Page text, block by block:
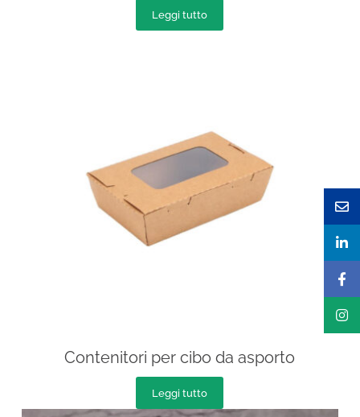
Leggi tutto
Contenitori per cibo da asporto
Leggi tutto